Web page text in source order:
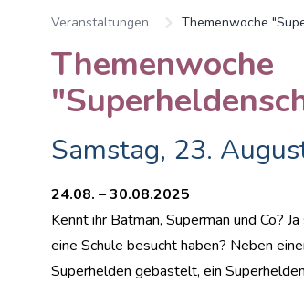
Veranstaltungen Themenwoche
Themenwoche
Samstag, 23.
24.08. – 30.08.2025
Kennt ihr Batman, Superman und Co?
eine Schule besucht haben? Neben
Superhelden gebastelt, ein